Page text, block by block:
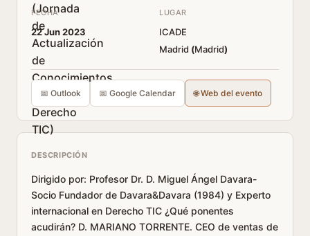
FECHA
22 Jun 2023
LUGAR
ICADE
Madrid (Madrid)
📅 Outlook 📅 Google Calendar 🌐 Web del evento
DESCRIPCIÓN
Dirigido por: Profesor Dr. D. Miguel Ángel Davara-
Socio Fundador de Davara&Davara (1984) y Experto
internacional en Derecho TIC ¿Qué ponentes
acudirán? D. MARIANO TORRENTE. CEO de ventas de